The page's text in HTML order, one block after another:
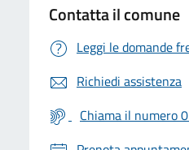
Contatta il comune
Leggi le domande
Richiedi assistenza
Chiama il numero